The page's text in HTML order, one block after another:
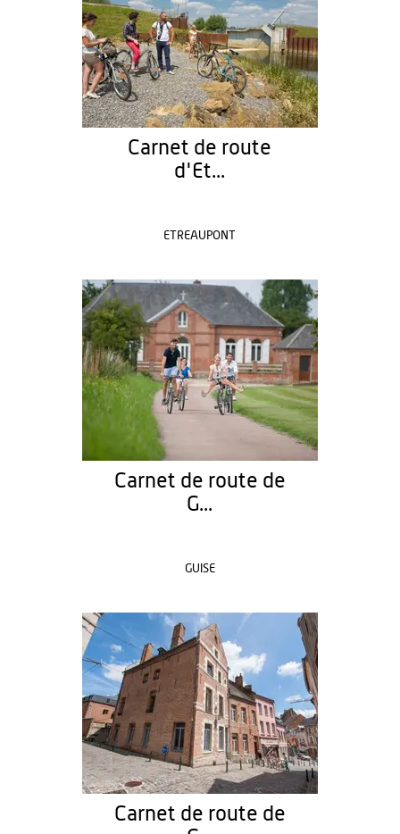
Carnet de route
d'Et...
ETREAUPONT
Carnet de route de
G...
GUISE
Carnet de route de